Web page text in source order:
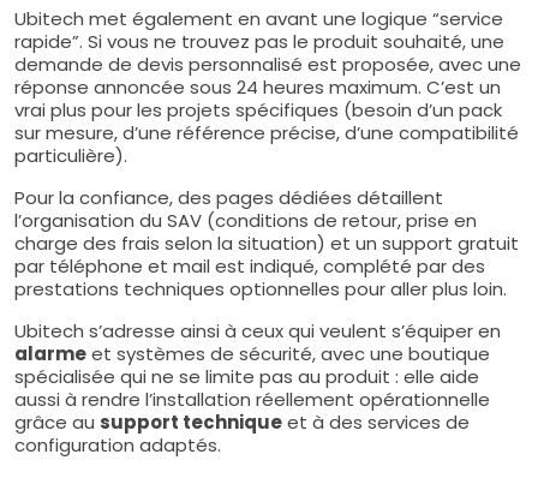
Ubitech met également en avant une logique “service
rapide”. Si vous ne trouvez pas le produit souhaité, une
demande de devis personnalisé est proposée, avec une
réponse annoncée sous 24 heures maximum. C’est un
vrai plus pour les projets spécifiques (besoin d’un pack
sur mesure, d’une référence précise, d’une compatibilité
particulière).
Pour la confiance, des pages dédiées détaillent
l’organisation du SAV (conditions de retour, prise en
charge des frais selon la situation) et un support gratuit
par téléphone et mail est indiqué, complété par des
prestations techniques optionnelles pour aller plus loin.
Ubitech s’adresse ainsi à ceux qui veulent s’équiper en
alarmeet systèmes de sécurité, avec une boutique
spécialisée qui ne se limite pas au produit : elle aide
aussi à rendre l’installation réellement opérationnelle
grâce au support techniqueet à des services de
configuration adaptés.